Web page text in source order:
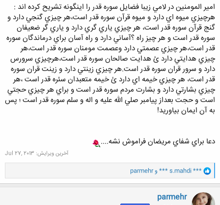
امير المومنين در لامي زيبا فضايل سوره قدر را اينگونه تشريح كرده اند :
هرچيزي ميوه اي دارد و ميوه قرآن سوره قدر است،هر چيزي گنجي دارد و
گنج قرآن سوره قدر است، هر چيزي ياري گري دارد و ياري گر ضعيفان
سوره قدر است و هر چيز راه ؟آساني دارد و راه آسان براي درماندگان سوره
قدر است،هر چيزي عصمتي دارد وعصمت مومنان سوره قدر است،هر
چيزي هدايتي دارد ئ هدايت صالحان سوره قدر است،هرچيزي سرورس
دارد و سرور قران سوره قدر است.هر چيزي زينتي دارد و زينت قران سوره
قدر است، هر چيزي خيمه اي دارد ئ خيمه متعبدان سئره قدر است ،هر
چيزي بشارتي دارد و بشارت مردم سوره قدر است و براي هر چيزي حجتي
است و حجت بعداز پيامبر صلي الله عليه و اله و سلم سوره قدر است ؛ پس
به آن ايمان بياوريد!
دعا براي شفاي مريضان فراموش نشه....
آخرین ویرایش: Jul 27, 2013
و
ا
ک
ن
ش
*** s.mahdi *** وparmehr
parmehr